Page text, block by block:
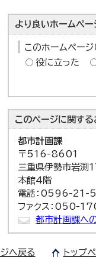
より良いホームペー
このホームページ
役に立った
このページに関する
都市計画課
〒516-8601
三重県伊勢市岩渕
本館4階
電話：0596-21-
ファクス：050-
都市計画課へ
へ戻る トップ